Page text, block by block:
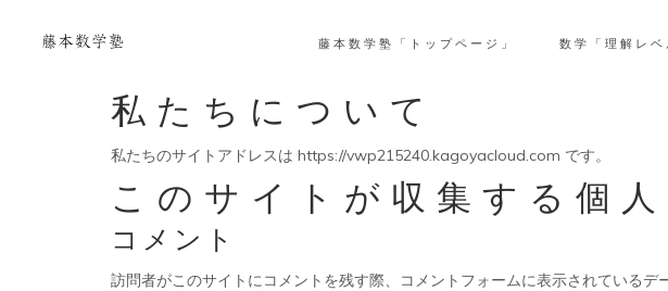
藤本数学塾「トップページ」 数学「理解レベ
私たちについて
私たちのサイトアドレスは https://vwp215240.kagoyacloud.com です。
このサイトが収集する個
コメント
訪問者がこのサイトにコメントを残す際、コメントフォームに表示されている